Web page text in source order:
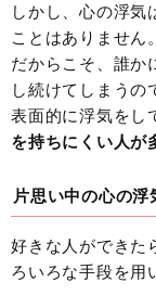
しかし、心の浮気
ことはありません。
だからこそ、誰か
し続けてしまうの
表面的に浮気をし
を持ちにくい人が
片思い中の心の浮
好きな人ができた
ろいろな手段を用